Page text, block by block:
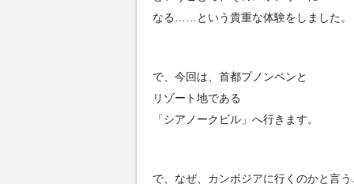
なる……という貴重な体験をしました。
で、今回は、首都プノンペンと
リゾート地である
「シアノークビル」へ行きます。
で、なぜ、カンボジアに行くのかと言う